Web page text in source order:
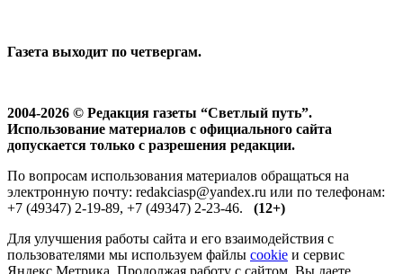
Газета выходит по четвергам.
2004-2026 © Редакция газеты “Светлый путь”.
Использование материалов с официального сайта
допускается только с разрешения редакции.
По вопросам использования материалов обращаться на
электронную почту: redakciasp@yandex.ru или по телефонам:
+7 (49347) 2-19-89, +7 (49347) 2-23-46. (12+)
Для улучшения работы сайта и его взаимодействия с
пользователями мы используем файлы cookie и сервис